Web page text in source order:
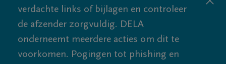
verdachte links of bijlagen en controleer
de afzender zorgvuldig. DELA
onderneemt meerdere acties om dit te
voorkomen. Pogingen tot phishing en